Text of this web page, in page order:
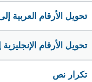
تحويل الأرقام العربية
تحويل الأرقام
تكرار نص